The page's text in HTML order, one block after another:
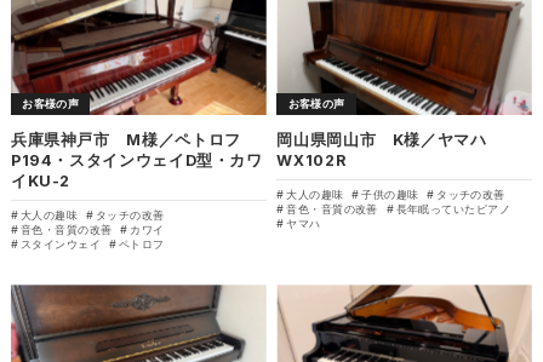
お客様の声
兵庫県神戸市 M様／ペトロフ
P194・スタインウェイD型・カワ
イKU-2
大人の趣味
タッチの改善
音色・音質の改善
カワイ
スタインウェイ
ペトロフ
お客様の声
岡山県岡山市 K様／ヤマハ
WX102R
大人の趣味 子供の趣味
タッチの改善
音色・音質の改善
長年眠っていたピアノ
ヤマハ